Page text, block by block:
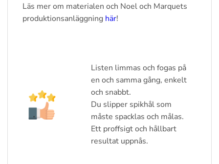
Läs mer om materialen och Noel och Marquets
produktionsanläggning här!
Listen limmas och fogas på
en och samma gång, enkelt
och snabbt.
Du slipper spikhål som
måste spacklas och målas.
Ett proffsigt och hållbart
resultat uppnås.